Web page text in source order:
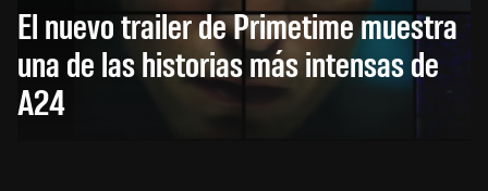
El nuevo trailer de Primetime muestra
una de las historias más intensas de
A24